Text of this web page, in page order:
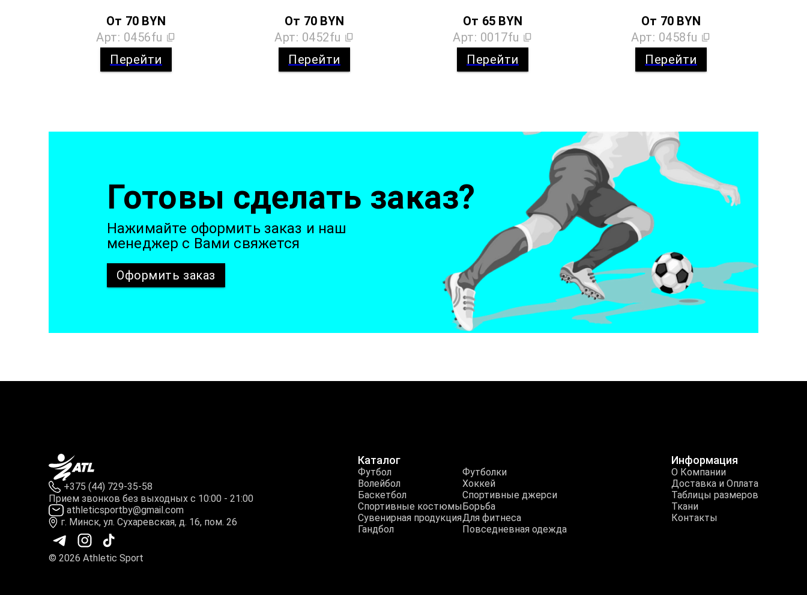
От 70 BYN
Арт: 0456fu
Перейти
От 70 BYN
Арт: 0452fu
Перейти
От 65 BYN
Арт: 0017fu
Перейти
От 70 BYN
Арт: 0458fu
Перейти
Готовы сделать заказ?
Нажимайте оформить заказ и наш
менеджер с Вами свяжется
Оформить заказ
+375 (44) 729-35-58
Прием звонков без выходных с 10:00 - 21:00
athleticsportby@gmail.com
г. Минск, ул. Сухаревская, д. 16, пом. 26
© 2026 Athletic Sport
Каталог
Футбол
Волейбол
Баскетбол
Спортивные костюмы
Сувенирная продукция
Гандбол
Футболки
Хоккей
Спортивные джерси
Борьба
Для фитнеса
Повседневная одежда
Информация
О Компании
Доставка и Оплата
Таблицы размеров
Ткани
Контакты